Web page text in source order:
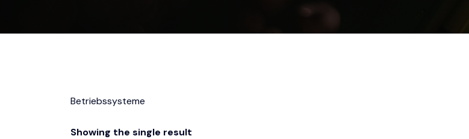
Betriebssysteme
Showing the single result